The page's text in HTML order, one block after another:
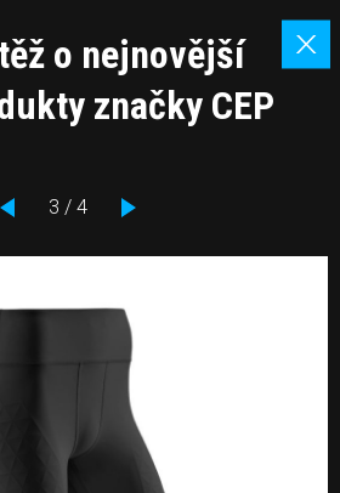
o nejnovější
značky CEP
3 / 4